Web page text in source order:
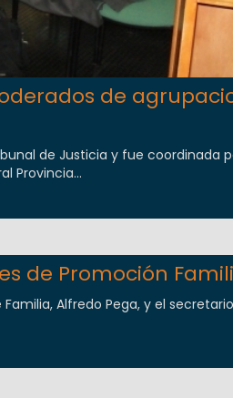
de
de Justicia y fue coordinada
Provincia...
de Promoción
Alfredo Pega, y el